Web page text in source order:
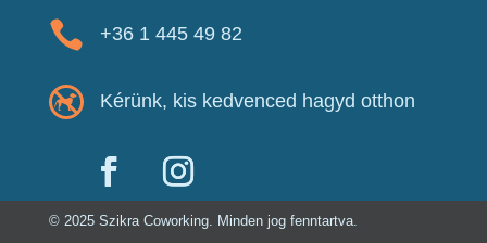
 +36 1 445 49 82
Kérünk, kis kedvenced hagyd otthon
© 2025 Szikra Coworking. Minden jog fenntartva.